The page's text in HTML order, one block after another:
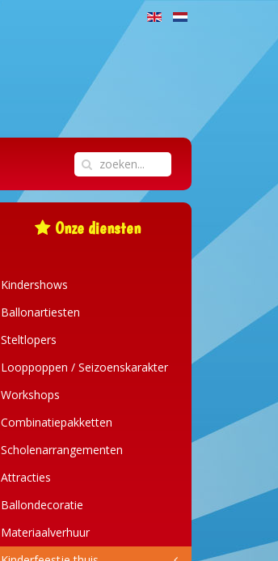
Onze diensten
Kindershows
Ballonartiesten
Steltlopers
Looppoppen / Seizoenskarakter
Workshops
Combinatiepakketten
Scholenarrangementen
Attracties
Ballondecoratie
Materiaalverhuur